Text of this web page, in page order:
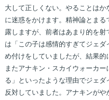
大して正しくない。やることは
に迷惑をかけます。精神論とま
露しますが、前者はあまり的を
は「この子は感情的すぎてジェ
め付けをしていましたが、結果的
またアナキン・スカイウォーカ
る」といったような理由でジェ
反対していました。アナキンが